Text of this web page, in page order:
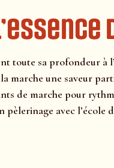
toute sa profondeur à
marche une saveur
de marche pour
avec l’école